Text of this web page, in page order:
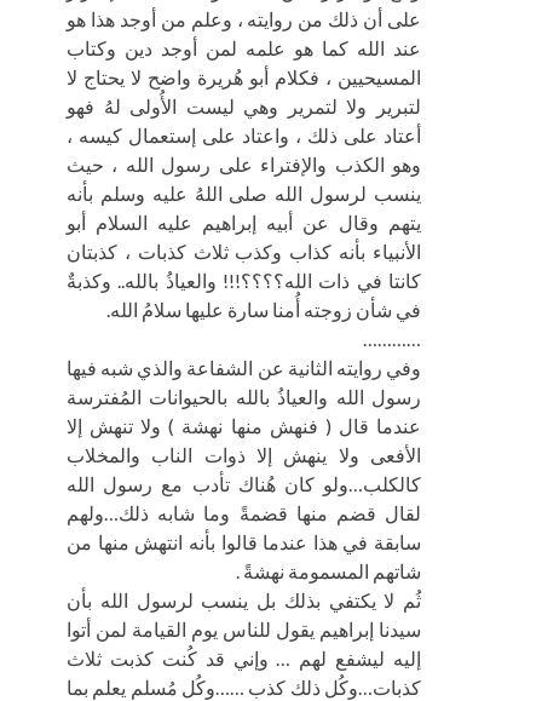
على أن ذلك من روايته ، وعلم من أوجد هذا هو
عند الله كما هو علمه لمن أوجد دين وكتاب
المسيحيين ، فكلام أبو هُريرة واضح لا يحتاج لا
لتبرير ولا لتمرير وهي ليست الأُولى لهُ فهو
أعتاد على ذلك ، واعتاد على إستعمال كيسه ،
وهو الكذب والإفتراء على رسول الله ، حيث
ينسب لرسول الله صلى اللهُ عليه وسلم بأنه
يتهم وقال عن أبيه إبراهيم عليه السلام أبو
الأنبياء بأنه كذاب وكذب ثلاث كذبات ، كذبتان
كانتا في ذات الله؟؟؟؟!!! والعياذُ بالله.. وكذبةٌ
في شأن زوجته أُمنا سارة عليها سلامُ الله.
…………
وفي روايته الثانية عن الشفاعة والذي شبه فيها
رسول الله والعياذُ بالله بالحيوانات المُفترسة
عندما قال ( فنهش منها نهشة ) ولا تنهش إلا
الأفعى ولا ينهش إلا ذوات الناب والمخلاب
كالكلب…ولو كان هُناك تأدب مع رسول الله
لقال قضم منها قضمةً وما شابه ذلك…ولهم
سابقة في هذا عندما قالوا بأنه انتهش منها من
شاتهم المسمومة نهشةً .
ثُم لا يكتفي بذلك بل ينسب لرسول الله بأن
سيدنا إبراهيم يقول للناس يوم القيامة لمن أتوا
إليه ليشفع لهم … وإني قد كُنت كذبت ثلاث
كذبات…وكُل ذلك كذب ……وكُل مُسلم يعلم بما